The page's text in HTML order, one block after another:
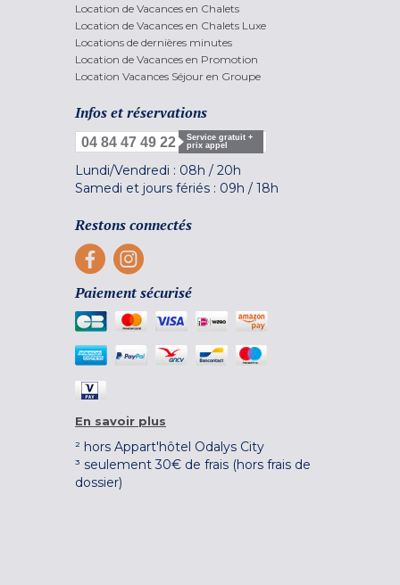
Location de Vacances en Chalets
Location de Vacances en Chalets Luxe
Locations de dernières minutes
Location de Vacances en Promotion
Location Vacances Séjour en Groupe
Infos et réservations
04 84 47 49 22
Service gratuit +
prix appel
Lundi/Vendredi : 08h / 20h
Samedi et jours fériés : 09h / 18h
Restons connectés
Paiement sécurisé
En savoir plus
² hors Appart'hôtel Odalys City
³ seulement 30€ de frais (hors frais de
dossier)